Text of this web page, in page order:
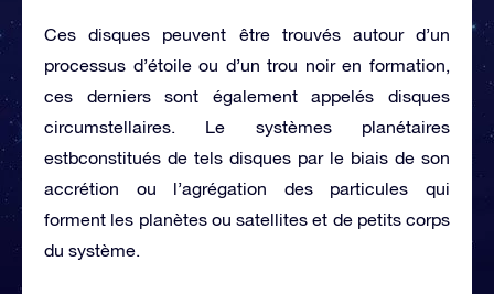
Ces disques peuvent être trouvés autour d’un
processus d’étoile ou d’un trou noir en formation,
ces derniers sont également appelés disques
circumstellaires. Le systèmes planétaires
estbconstitués de tels disques par le biais de son
accrétion ou l’agrégation des particules qui
forment les planètes ou satellites et de petits corps
du système.